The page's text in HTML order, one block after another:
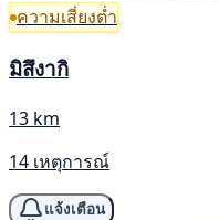
ความเสี่ยงต่ำ
มิสึงากิ
13 km
14 เหตุการณ์
แจ้งเตือน